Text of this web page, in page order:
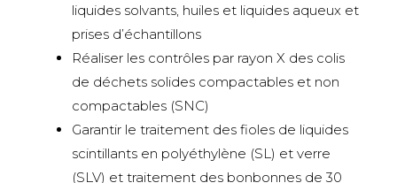
liquides solvants, huiles et liquides aqueux et
prises d’échantillons
Réaliser les contrôles par rayon X des colis
de déchets solides compactables et non
compactables (SNC)
Garantir le traitement des fioles de liquides
scintillants en polyéthylène (SL) et verre
(SLV) et traitement des bonbonnes de 30